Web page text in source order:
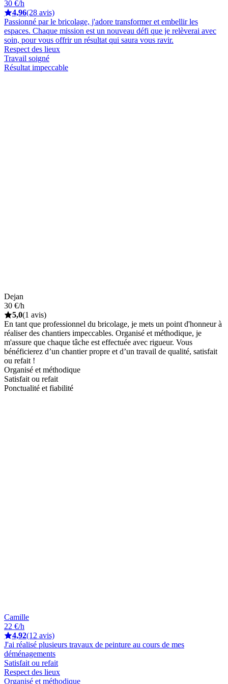
30 €/h
4,96(28 avis)
Passionné par le bricolage, j'adore transformer et embellir les
espaces. Chaque mission est un nouveau défi que je relèverai avec
soin, pour vous offrir un résultat qui saura vous ravir.
Respect des lieux
Travail soigné
Résultat impeccable
Dejan
30 €/h
5,0(1 avis)
En tant que professionnel du bricolage, je mets un point d'honneur à
réaliser des chantiers impeccables. Organisé et méthodique, je
m'assure que chaque tâche est effectuée avec rigueur. Vous
bénéficierez d’un chantier propre et d’un travail de qualité, satisfait
ou refait !
Organisé et méthodique
Satisfait ou refait
Ponctualité et fiabilité
Camille
22 €/h
4,92(12 avis)
J'ai réalisé plusieurs travaux de peinture au cours de mes
déménagements
Satisfait ou refait
Respect des lieux
Organisé et méthodique